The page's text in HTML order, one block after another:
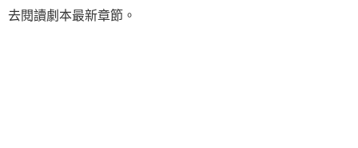
去閱讀劇本最新章節。